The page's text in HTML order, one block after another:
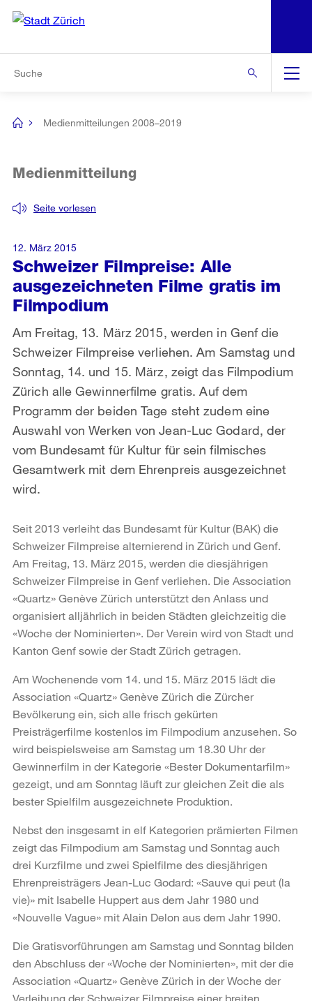
Navigation
[no
Medienmitteilungen 2008–2019
Schweizer Filmpreise: Alle
ausgezeichneten Filme gratis im
Filmpodium
Seite vorlesen
Medienmitteilung
Am Freitag, 13. März 2015, werden in Genf die
Schweizer Filmpreise verliehen. Am Samstag und
Sonntag, 14. und 15. März, zeigt das Filmpodium
Zürich alle Gewinnerfilme gratis. Auf dem
Programm der beiden Tage steht zudem eine
Auswahl von Werken von Jean-Luc Godard, der
vom Bundesamt für Kultur für sein filmisches
Gesamtwerk mit dem Ehrenpreis ausgezeichnet
wird.
12. März 2015
Seit 2013 verleiht das Bundesamt für Kultur (BAK) die
Schweizer Filmpreise alternierend in Zürich und Genf.
Am Freitag, 13. März 2015, werden die diesjährigen
Schweizer Filmpreise in Genf verliehen. Die Association
«Quartz» Genève Zürich unterstützt den Anlass und
organisiert alljährlich in beiden Städten gleichzeitig die
«Woche der Nominierten». Der Verein wird von Stadt und
Kanton Genf sowie der Stadt Zürich getragen.
Am Wochenende vom 14. und 15. März 2015 lädt die
Association «Quartz» Genève Zürich die Zürcher
Bevölkerung ein, sich alle frisch gekürten
Preisträgerfilme kostenlos im Filmpodium anzusehen. So
wird beispielsweise am Samstag um 18.30 Uhr der
Gewinnerfilm in der Kategorie «Bester Dokumentarfilm»
gezeigt, und am Sonntag läuft zur gleichen Zeit die als
bester Spielfilm ausgezeichnete Produktion.
Nebst den insgesamt in elf Kategorien prämierten Filmen
zeigt das Filmpodium am Samstag und Sonntag auch
drei Kurzfilme und zwei Spielfilme des diesjährigen
Ehrenpreisträgers Jean-Luc Godard: «Sauve qui peut (la
vie)» mit Isabelle Huppert aus dem Jahr 1980 und
«Nouvelle Vague» mit Alain Delon aus dem Jahr 1990.
Die Gratisvorführungen am Samstag und Sonntag bilden
den Abschluss der «Woche der Nominierten», mit der die
Association «Quartz» Genève Zürich in der Woche der
Verleihung der Schweizer Filmpreise einer breiten